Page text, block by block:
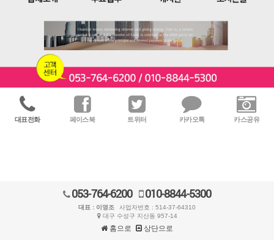
대표전화 페이스북 트위터 카카오톡 카스공유
053-764-6200 010-8844-5300
대표 : 이영조
사업자번호 : 514-37-64310
대구 수성구 지산동 957-14
홈으로 상단으로